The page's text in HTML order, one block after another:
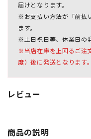
届けとなります。
※お支払い方法が「前払
ます。
※土日祝日等、休業日の
※当店在庫を上回るご注
度）後に発送となります。
レビュー
商品の説明